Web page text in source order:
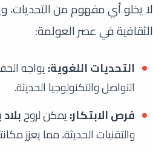
لا يخلو أي مفهوم من التحديات،
الثقافية في عصر العولمة:
التحديات اللغوية:يواجه
التواصل والتكنولوجيا الحديثة.
فرص الابتكار: يمكن لروح
والتقنيات الحديثة، مما يعزز